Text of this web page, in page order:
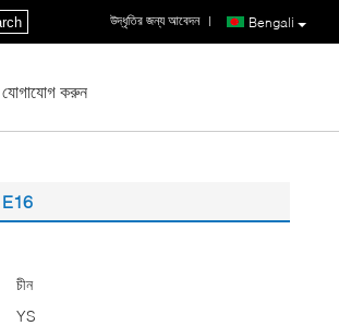
Bengali
উদ্ধৃতির জন্য আবেদন |
যোগাযোগ করুন
E16
চীন
YS